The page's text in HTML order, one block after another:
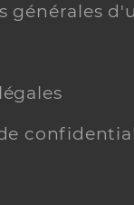
générales